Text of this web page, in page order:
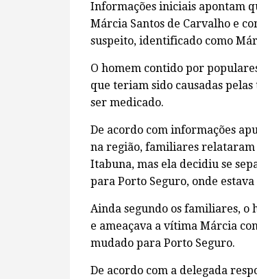
Informações iniciais apontam
Márcia Santos de Carvalho e
suspeito, identificado como
O homem contido por
que teriam sido causadas
ser medicado.
De acordo com informações
na região, familiares
Itabuna, mas ela decidiu se
para Porto Seguro, onde
Ainda segundo os familiares, o
e ameaçava a vítima Márcia
mudado para Porto Seguro.
De acordo com a delegada